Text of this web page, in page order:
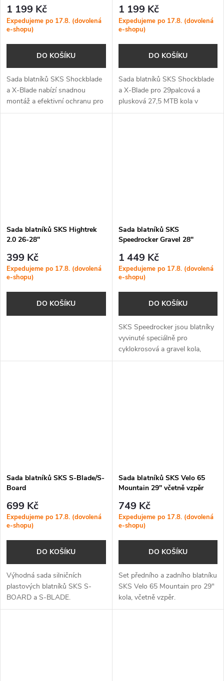
1 199 Kč
Expedujeme po 17.8. (dovolená
e-shopu)
DO KOŠÍKU
Sada blatníků SKS Shockblade
a X-Blade nabízí snadnou
montáž a efektivní ochranu pro
29palcová a plusková 27,5 MTB
1 199 Kč
Expedujeme po 17.8. (dovolená
e-shopu)
DO KOŠÍKU
Sada blatníků SKS Shockblade
a X-Blade pro 29palcová a
plusková 27,5 MTB kola v
černo-modrém barevném
Sada blatníků SKS Hightrek
2.0 26-28"
399 Kč
Expedujeme po 17.8. (dovolená
e-shopu)
DO KOŠÍKU
Sada blatníků SKS
Speedrocker Gravel 28"
1 449 Kč
Expedujeme po 17.8. (dovolená
e-shopu)
DO KOŠÍKU
SKS Speedrocker jsou blatníky
vyvinuté speciálně pro
cyklokrosová a gravel kola,
cestovatelské speciály, a silniční
Sada blatníků SKS S-Blade/S-
Board
699 Kč
Expedujeme po 17.8. (dovolená
e-shopu)
DO KOŠÍKU
Výhodná sada silničních
plastových blatníků SKS S-
BOARD a S-BLADE.
Sada blatníků SKS Velo 65
Mountain 29" včetně vzpěr
749 Kč
Expedujeme po 17.8. (dovolená
e-shopu)
DO KOŠÍKU
Set předního a zadního blatníku
SKS Velo 65 Mountain pro 29"
kola, včetně vzpěr.